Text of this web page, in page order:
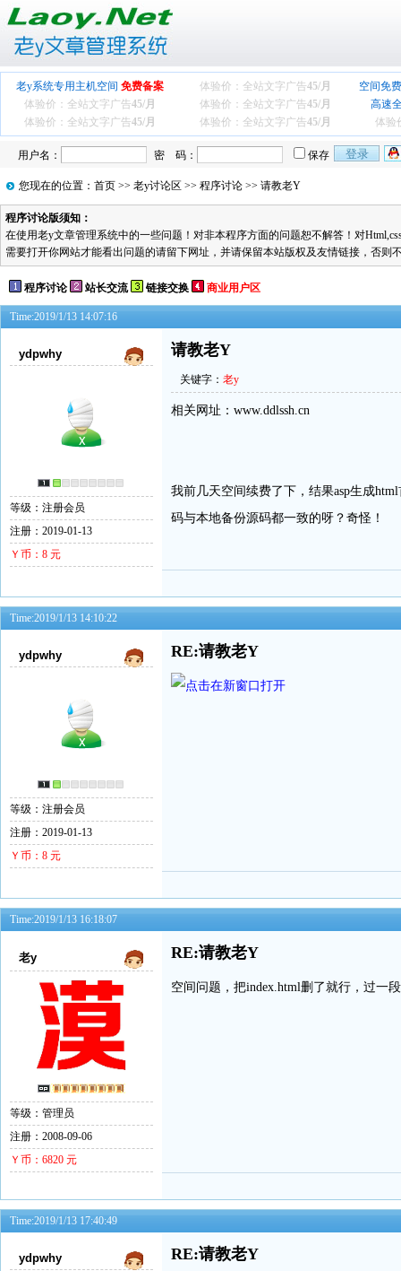
老y系统专用主机空间 免费备案 体验价：全站文字广告45/月
空间免
体验价：全站文字广告45/月 体验价：全站文字广告45/月
高速
体验价：全站文字广告45/月 体验价：全站文字广告45/月 体验
用户名： 密 码： 保存
您现在的位置： 首页 >> 老y讨论区 >> 程序讨论 >> 请教老Y
程序讨论版须知：
在使用老y文章管理系统中的一些问题！对非本程序方面的问题恕不解答！对
需要打开你网站才能看出问题的请留下网址，并请保留本站版权及友情链接，否则
程序讨论 站长交流 链接交换 商业用户区
Time:2019/1/13 14:07:16
ydpwhy
等级：注册会员
注册：2019-01-13
Ｙ币：8 元
请教老Y
关键字： 老y
相关网址：www.ddlssh.cn
我前几天空间续费了下，结果asp生成
码与本地备份源码都一致的呀？奇怪！
Time:2019/1/13 14:10:22
ydpwhy
等级：注册会员
注册：2019-01-13
Ｙ币：8 元
RE:请教老Y
Time:2019/1/13 16:18:07
老y
等级：管理员
注册：2008-09-06
Ｙ币：6820 元
RE:请教老Y
空间问题，把index.html删了就行，过一
Time:2019/1/13 17:40:49
ydpwhy RE:请教老Y